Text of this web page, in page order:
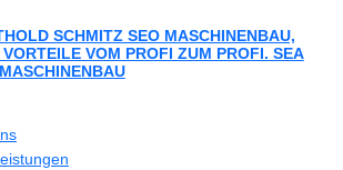
SCHMITZ SEO MASCHINENBAU,
VORTEILE VOM PROFI ZUM PROFI. SEA